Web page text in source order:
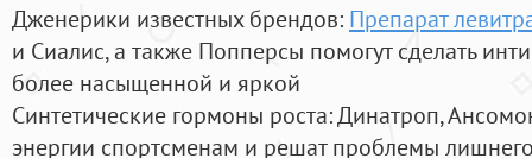
Дженерики известных брендов: Препарат
и Сиалис, а также Попперсы помогут сделать
более насыщенной и яркой
Синтетические гормоны роста: Динатроп,
энергии спортсменам и решат проблемы